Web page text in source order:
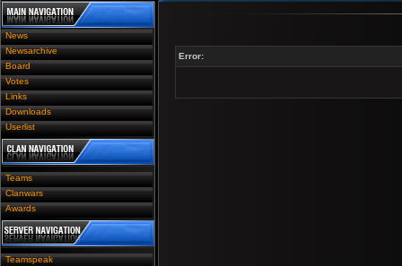
News
Newsarchive
Board
Votes
Links
Downloads
Userlist
Teams
Clanwars
Awards
Teamspeak
Error: